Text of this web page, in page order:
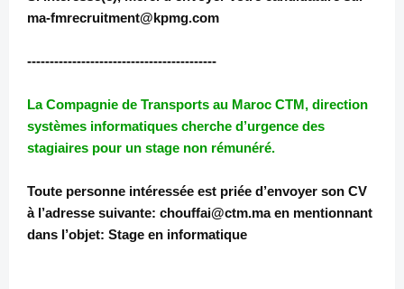
ma-fmrecruitment@kpmg.com
------------------------------------------
La Compagnie de Transports au Maroc CTM, direction
systèmes informatiques cherche d’urgence des
stagiaires pour un stage non rémunéré.
Toute personne intéressée est priée d’envoyer son CV
à l’adresse suivante: chouffai@ctm.ma en mentionnant
dans l’objet: Stage en informatique